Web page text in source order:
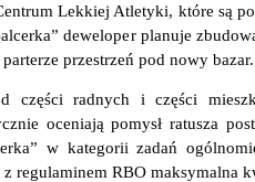
Lekkiej Atletyki, które są
deweloper planuje
przestrzeń pod nowy bazar.
części radnych i części
oceniają pomysł ratusza
w kategorii zadań
regulaminem RBO maksymalna